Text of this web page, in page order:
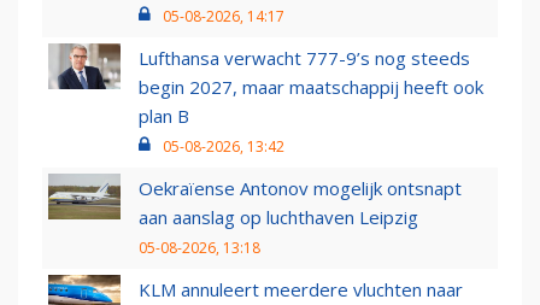
05-08-2026, 14:17
Lufthansa verwacht 777-9’s nog steeds
begin 2027, maar maatschappij heeft ook
plan B
05-08-2026, 13:42
Oekraïense Antonov mogelijk ontsnapt
aan aanslag op luchthaven Leipzig
05-08-2026, 13:18
KLM annuleert meerdere vluchten naar